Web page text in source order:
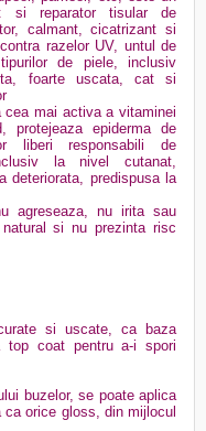
si reparator tisular de
calmant, cicatrizant si
razelor UV, untul de
de piele, inclusiv
foarte uscata, cat si
cea mai activa a vitaminei
protejeaza epiderma de
liberi responsabili de
la nivel cutanat,
deteriorata, predispusa la
agreseaza, nu irita sau
si nu prezinta risc
si uscate, ca baza
top coat pentru a-i spori
buzelor, se poate aplica
orice gloss, din mijlocul